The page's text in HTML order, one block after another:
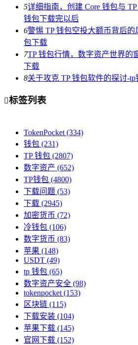
5详细指南，创建 Core 钱包与
钱包下载完以后
6警惕 TP 钱包空投大额币背后
包下载
7TP 钱包行情，数字资产世界的
下载
8关于攻克 TP 钱包软件的探讨-
标签列表
TokenPocket (334)
钱包 (231)
TP 钱包 (2807)
数字资产 (652)
TP钱包 (4800)
下载问题 (53)
下载 (2945)
加密货币 (72)
冷钱包 (106)
数字货币 (83)
苹果 (148)
USDT (49)
tp 钱包 (65)
数字资产安全 (98)
tokenpocket (153)
区块链 (115)
下载安装 (104)
苹果下载 (145)
官网下载 (152)